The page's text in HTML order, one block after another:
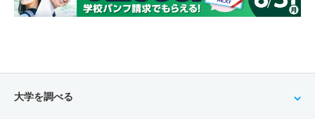
大学を調べる